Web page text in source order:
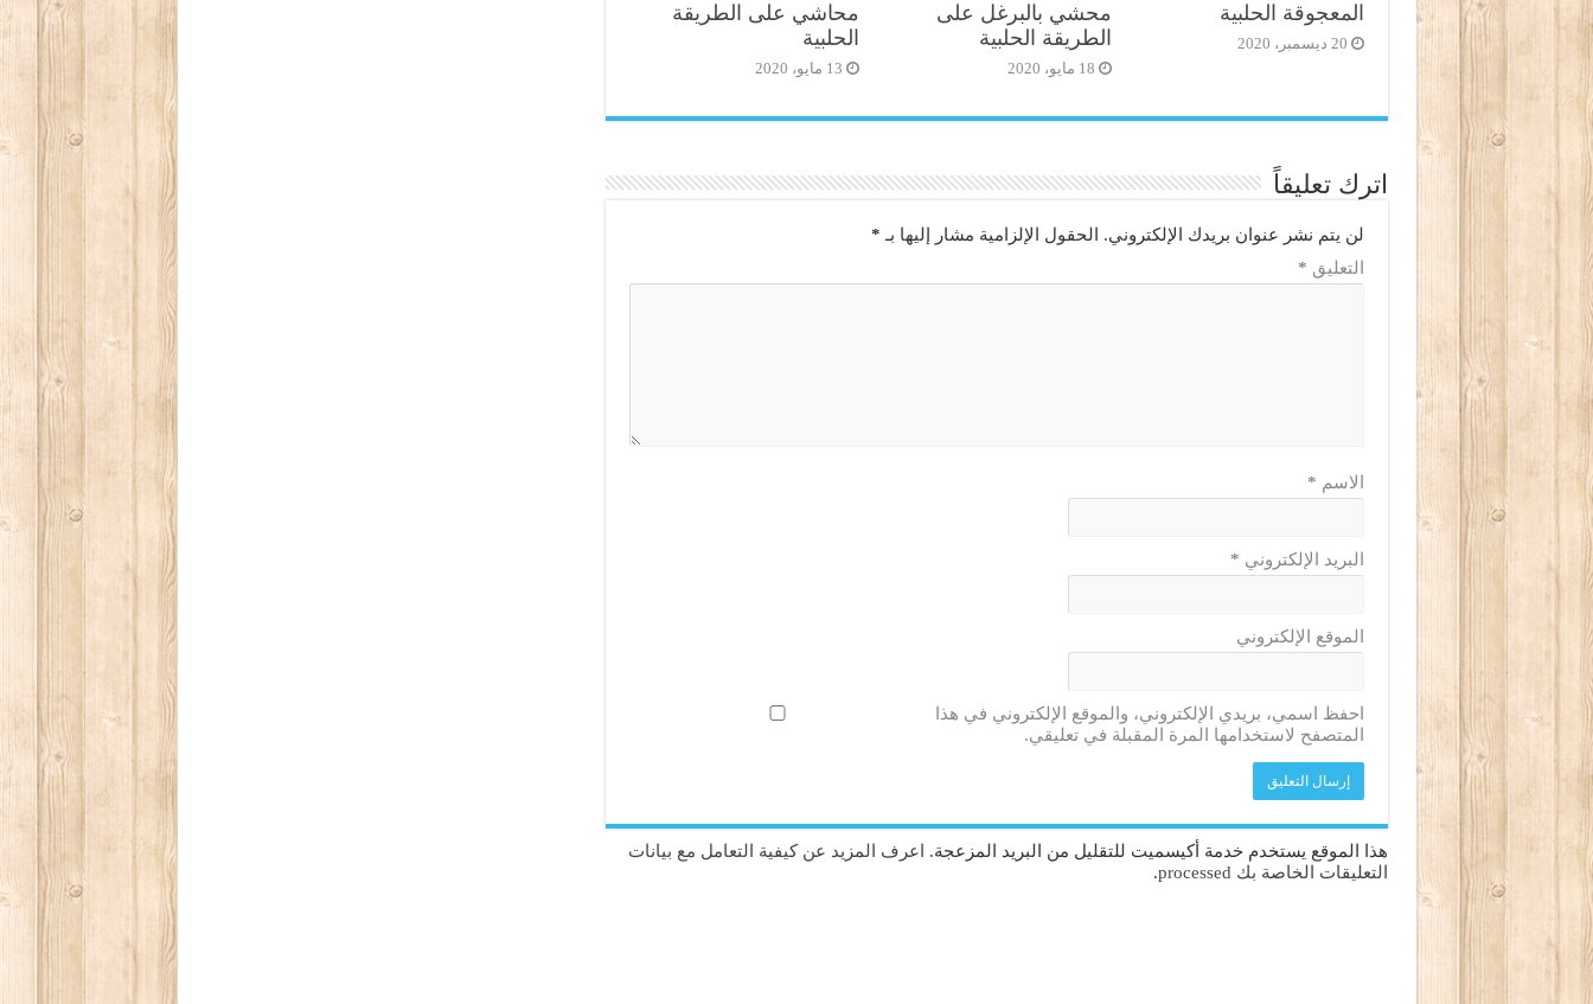
المعجوقة الحلبية
20 ديسمبر، 2020
محشي بالبرغل على
الطريقة الحلبية
18 مايو، 2020
محاشي على الطريقة
الحلبية
13 مايو، 2020
اترك تعليقاً
لن يتم نشر عنوان بريدك الإلكتروني. الحقول الإلزامية مشار إليها بـ *
التعليق *
الاسم *
البريد الإلكتروني *
الموقع الإلكتروني
احفظ اسمي، بريدي الإلكتروني، والموقع الإلكتروني في هذا
المتصفح لاستخدامها المرة المقبلة في تعليقي.
هذا الموقع يستخدم خدمة أكيسميت للتقليل من البريد المزعجة.
اعرف المزيد عن كيفية التعامل مع بيانات
التعليقات الخاصة بك processed
.